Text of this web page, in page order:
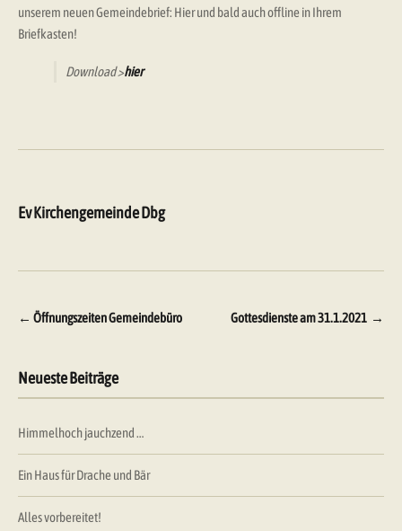
unserem neuen Gemeindebrief: Hier und bald auch offline in Ihrem
Briefkasten!
Download >hier
Ev Kirchengemeinde Dbg
Beitragsnavigation
← Öffnungszeiten Gemeindebüro Gottesdienste am 31.1.2021 →
Neueste Beiträge
Himmelhoch jauchzend …
Ein Haus für Drache und Bär
Alles vorbereitet!